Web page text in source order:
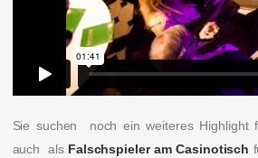
Sie suchen noch ein weiteres Highlight
auch als Falschspieler am Casinotisch